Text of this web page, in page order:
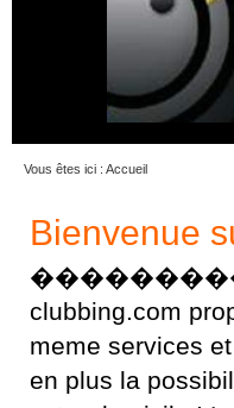
Vous êtes ici : Accueil
Bienvenue
���������
clubbing.com
meme services
en plus la